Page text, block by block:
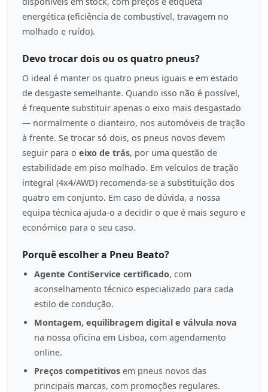
energética (eficiência de combustível, travagem no
molhado e ruído).
Devo trocar dois ou os quatro pneus?
O ideal é manter os quatro pneus iguais e em estado
de desgaste semelhante. Quando isso não é possível,
é frequente substituir apenas o eixo mais desgastado
— normalmente o dianteiro, nos automóveis de tração
à frente. Se trocar só dois, os pneus novos devem
seguir para o eixo de trás, por uma questão de
estabilidade em piso molhado. Em veículos de tração
integral (4x4/AWD) recomenda-se a substituição dos
quatro em conjunto. Em caso de dúvida, a nossa
equipa técnica ajuda-o a decidir o que é mais seguro e
económico para o seu caso.
Porquê escolher a Pneu Beato?
Agente ContiService certificado, com
aconselhamento técnico especializado para cada
estilo de condução.
Montagem, equilibragem digital e válvula nova
na nossa oficina em Lisboa, com agendamento
online.
Preços competitivos em pneus novos das
principais marcas, com promoções regulares.